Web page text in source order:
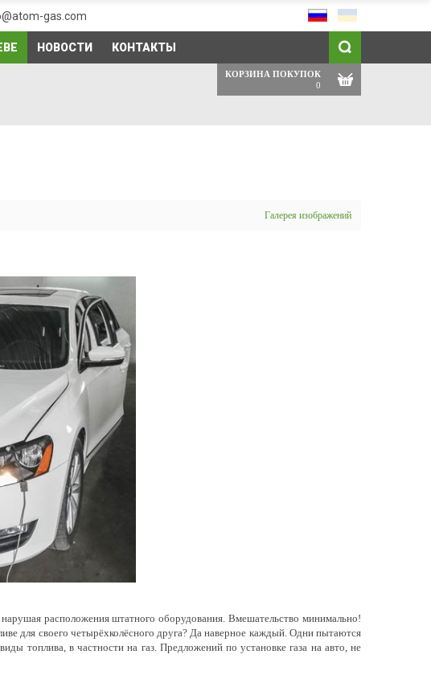
gas.com
НОВОСТИ КОНТАКТЫ
КОРЗИНА ПОКУПОК
0
Галерея изображений
расположения штатного оборудования. Вмешательство минимально!
для своего четырёхколёсного друга? Да наверное каждый. Одни пытаются
топлива, в частности на газ. Предложений по установке газа на авто, не